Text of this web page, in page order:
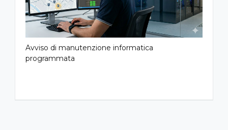
Avviso di manutenzione informatica
programmata